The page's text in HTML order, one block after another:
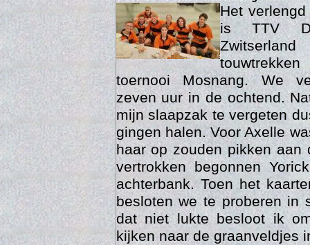
04/06/25 - Berkes in Mosnang
Het
is TTV
toernooi Mosnang. We
zeven uur in de ochtend.
mijn slaapzak te vergeten
gingen halen. Voor Axelle
haar op zouden pikken aan
vertrokken begonnen
achterbank. Toen het
besloten we te proberen in
dat niet lukte besloot ik